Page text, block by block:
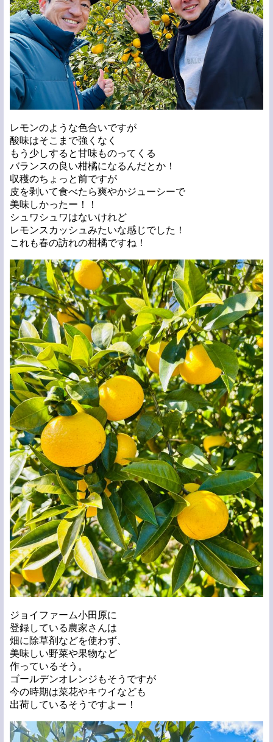
レモンのような色合いですが
酸味はそこまで強くなく
もう少しすると甘味ものってくる
バランスの良い柑橘になるんだとか！
収穫のちょっと前ですが
皮を剥いて食べたら爽やかジューシーで
美味しかったー！！
シュワシュワはないけれど
レモンスカッシュみたいな感じでした！
これも春の訪れの柑橘ですね！
ジョイファーム小田原に
登録している農家さんは
畑に除草剤などを使わず、
美味しい野菜や果物など
作っているそう。
ゴールデンオレンジもそうですが
今の時期は菜花やキウイなども
出荷しているそうですよー！